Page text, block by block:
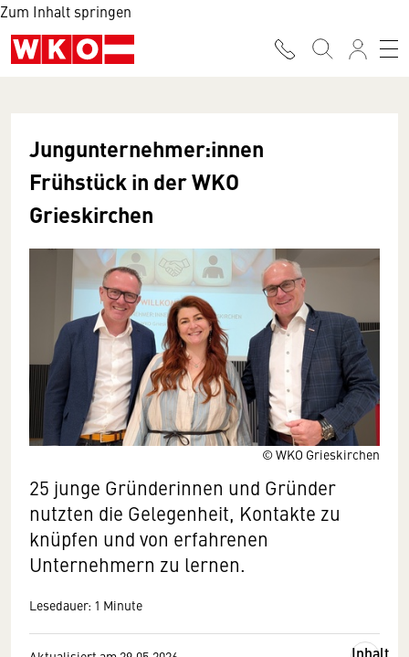
Zum Inhalt springen
© WKO Grieskirchen
Jungunternehmer:innen
Frühstück in der WKO
Grieskirchen
25 junge Gründerinnen und Gründer
nutzten die Gelegenheit, Kontakte zu
knüpfen und von erfahrenen
Unternehmern zu lernen.
Lesedauer: 1 Minute